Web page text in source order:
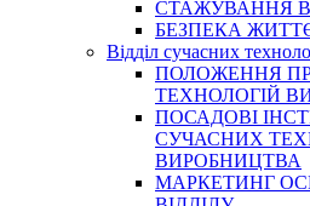
СТАЖУВАННЯ
БЕЗПЕКА
Відділ сучасних
ПОЛОЖЕННЯ
ТЕХНОЛОГІЙ
ПОСАДОВІ
СУЧАСНИХ
ВИРОБНИЦТВА
МАРКЕТИНГ